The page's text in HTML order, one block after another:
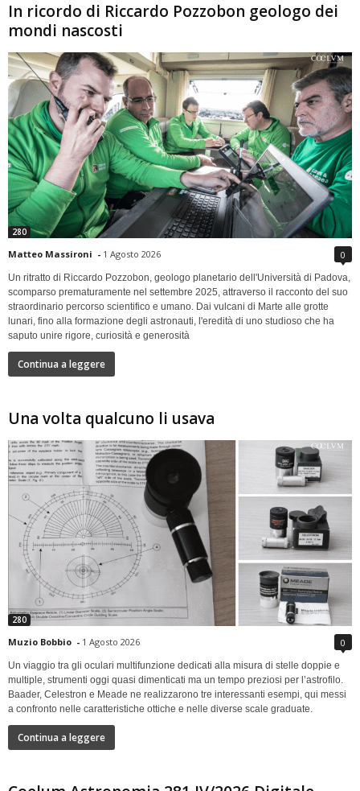
In ricordo di Riccardo Pozzobon geologo dei
mondi nascosti
280
Matteo Massironi - 1 Agosto 2026 0
Un ritratto di Riccardo Pozzobon, geologo planetario dell'Università di Padova,
scomparso prematuramente nel settembre 2025, attraverso il racconto del suo
straordinario percorso scientifico e umano. Dai vulcani di Marte alle grotte
lunari, fino alla formazione degli astronauti, l'eredità di uno studioso che ha
saputo unire rigore, curiosità e generosità
Continua a leggere
Una volta qualcuno li usava
280
Muzio Bobbio - 1 Agosto 2026 0
Un viaggio tra gli oculari multifunzione dedicati alla misura di stelle doppie e
multiple, strumenti oggi quasi dimenticati ma un tempo preziosi per l’astrofilo.
Baader, Celestron e Meade ne realizzarono tre interessanti esempi, qui messi
a confronto nelle caratteristiche ottiche e nelle diverse scale graduate.
Continua a leggere